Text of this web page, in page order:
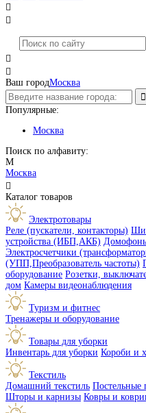




Ваш городМосква
Популярные:
Москва
Поиск по алфавиту:
М
Москва

Каталог товаров
Электротовары
Реле (пускатели, контакторы)
устройства (ИБП,АКБ)
Электросчетчики
(УПП,Преобразователь частоты)
оборудование Розетки,
дом Камеры видеонаблюдения
Туризм и фитнес
Тренажеры и оборудование
Товары для уборки
Инвентарь для уборки Короби и
Текстиль
Домашний текстиль Постельные
Шторы и карнизы Ковры и